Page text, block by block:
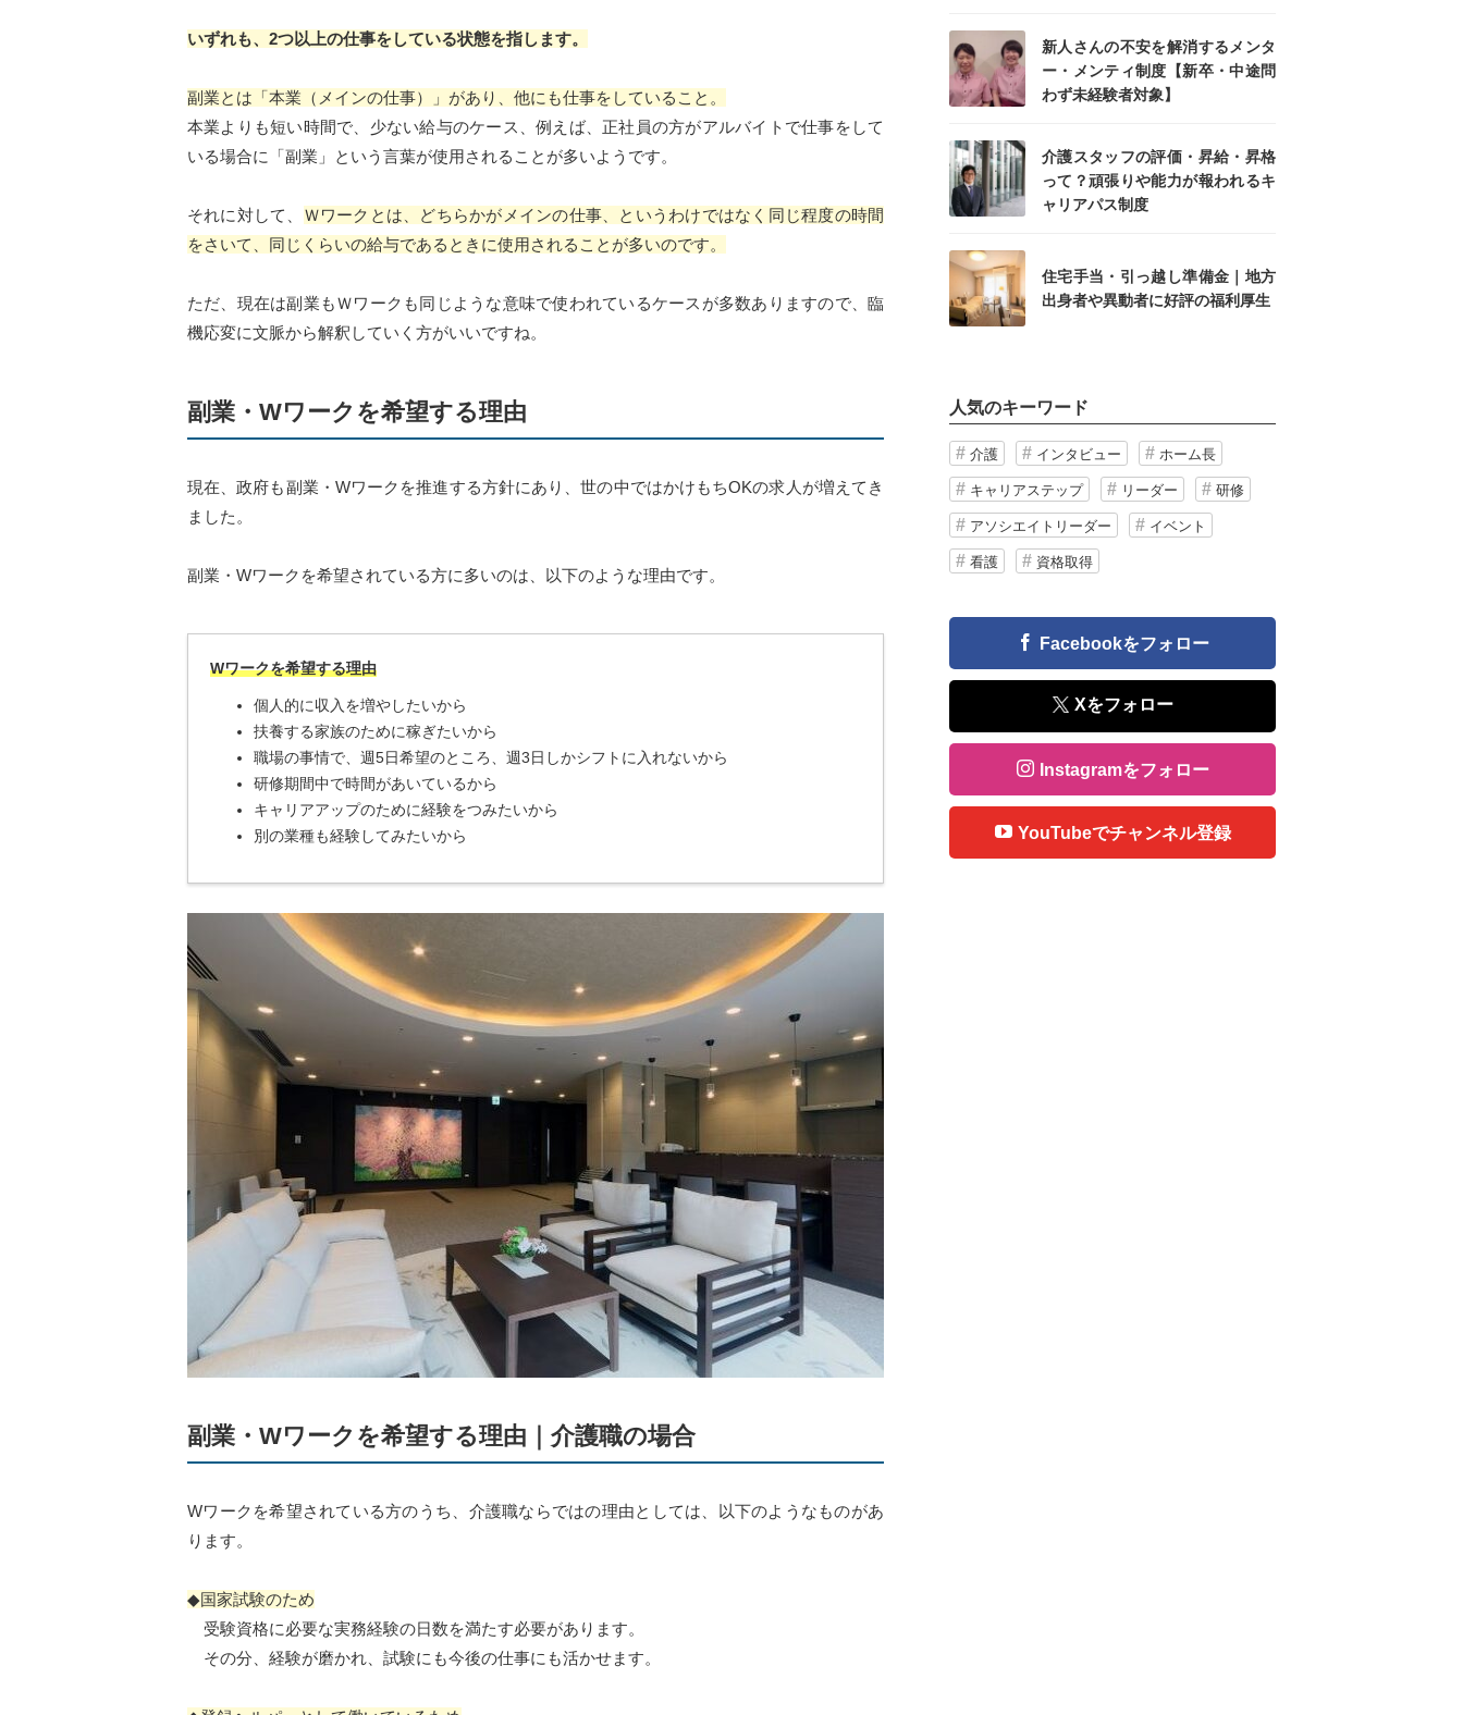
いずれも、2つ以上の仕事をしている状態を指します。
副業とは「本業（メインの仕事）」があり、他にも仕事をしていること。
本業よりも短い時間で、少ない給与のケース、例えば、正社員の方がアルバイトで仕事をして
いる場合に「副業」という言葉が使用されることが多いようです。
それに対して、 Ｗワークとは、どちらかがメインの仕事、というわけではなく同じ程度の時間
をさいて、同じくらいの給与であるときに使用されることが多いのです。
ただ、現在は副業もＷワークも同じような意味で使われているケースが多数ありますので、臨
機応変に文脈から解釈していく方がいいですね。
副業・Wワークを希望する理由
現在、政府も副業・Wワークを推進する方針にあり、世の中ではかけもちOKの求人が増えてき
ました。
副業・Wワークを希望されている方に多いのは、以下のような理由です。
Wワークを希望する理由
個人的に収入を増やしたいから
扶養する家族のために稼ぎたいから
職場の事情で、週5日希望のところ、週3日しかシフトに入れないから
研修期間中で時間があいているから
キャリアアップのために経験をつみたいから
別の業種も経験してみたいから
副業・Wワークを希望する理由｜介護職の場合
Wワークを希望されている方のうち、介護職ならではの理由としては、以下のようなものがあ
ります。
◆国家試験のため
受験資格に必要な実務経験の日数を満たす必要があります。
その分、経験が磨かれ、試験にも今後の仕事にも活かせます。
新人さんの不安を解消するメンタ
ー・メンティ制度【新卒・中途問
わず未経験者対象】
介護スタッフの評価・昇給・昇格
って？頑張りや能力が報われるキ
ャリアパス制度
記事を読む
住宅手当・引っ越し準備金｜地方
出身者や異動者に好評の福利厚生
人気のキーワード
介護 インタビュー ホーム長
キャリアステップ リーダー 研修
アソシエイトリーダー イベント
看護 資格取得
Facebookをフォロー
Xをフォロー
Instagramをフォロー
YouTubeでチャンネル登録